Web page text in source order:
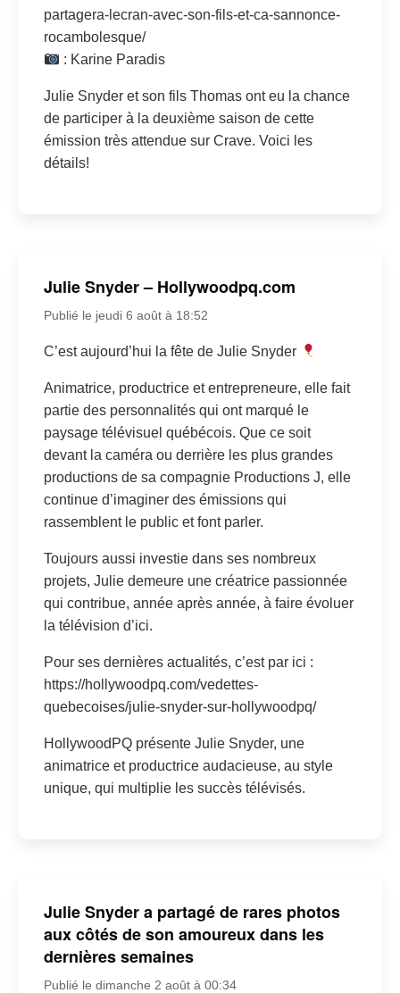
partagera-lecran-avec-son-fils-et-ca-sannonce-
rocambolesque/
: Karine Paradis
Julie Snyder et son fils Thomas ont eu la chance
de participer à la deuxième saison de cette
émission très attendue sur Crave. Voici les
détails!
Julie Snyder – Hollywoodpq.com
Publié le jeudi 6 août à 18:52
C’est aujourd’hui la fête de Julie Snyder
Animatrice, productrice et entrepreneure, elle fait
partie des personnalités qui ont marqué le
paysage télévisuel québécois. Que ce soit
devant la caméra ou derrière les plus grandes
productions de sa compagnie Productions J, elle
continue d’imaginer des émissions qui
rassemblent le public et font parler.
Toujours aussi investie dans ses nombreux
projets, Julie demeure une créatrice passionnée
qui contribue, année après année, à faire évoluer
la télévision d’ici.
Pour ses dernières actualités, c’est par ici :
https://hollywoodpq.com/vedettes-
quebecoises/julie-snyder-sur-hollywoodpq/
HollywoodPQ présente Julie Snyder, une
animatrice et productrice audacieuse, au style
unique, qui multiplie les succès télévisés.
Julie Snyder a partagé de rares photos
aux côtés de son amoureux dans les
dernières semaines
Publié le dimanche 2 août à 00:34